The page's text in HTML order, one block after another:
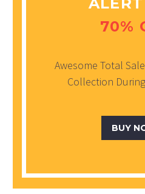
70%
Awesome Total
Collection
BUY